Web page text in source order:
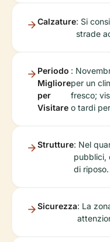
Calzature: Si
strade
Periodo
Migliore
per
Visitare
:
per un
fresco;
o tardi
Strutture: Nel
pubblici,
di riposo.
Sicurezza: La